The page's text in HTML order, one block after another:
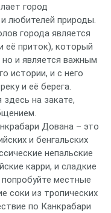
город
любителей природы.
города является
её приток), который
и является важным
истории, и с него
и её берега.
на закате,
Дована – это
и бенгальских
непальские
карри, и сладкие
местные
соки из тропических
по Канкрабари